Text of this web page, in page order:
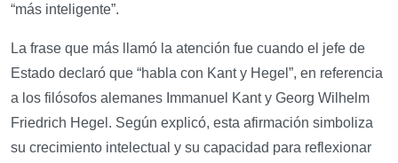
“más inteligente”.
La frase que más llamó la atención fue cuando el jefe de
Estado declaró que “habla con Kant y Hegel”, en referencia
a los filósofos alemanes Immanuel Kant y Georg Wilhelm
Friedrich Hegel. Según explicó, esta afirmación simboliza
su crecimiento intelectual y su capacidad para reflexionar